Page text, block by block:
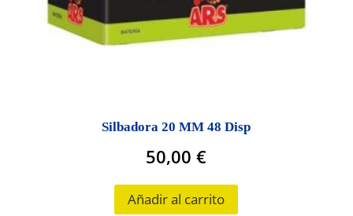
Silbadora 20 MM 48 Disp
50,00€
Añadir al carrito